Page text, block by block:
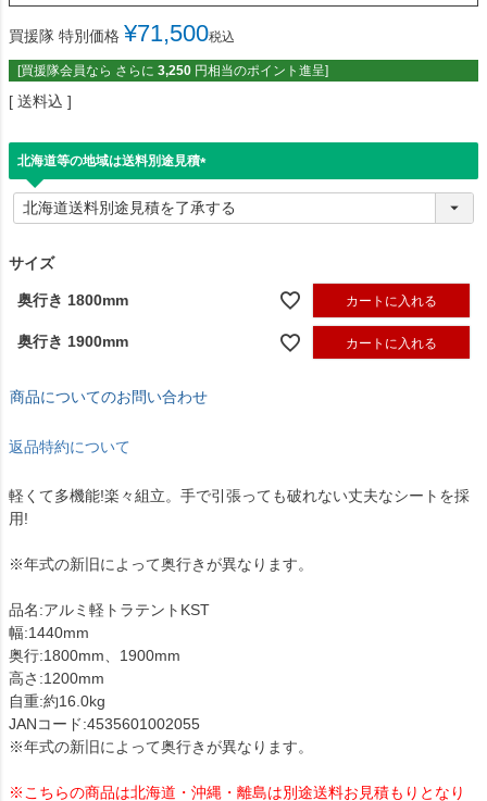
買援隊 特別価格 ¥71,500税込
[買援隊会員なら さらに 3,250 円相当のポイント進呈]
送料込
北海道等の地域は送料別途見積
(
必
須
サイズ
奥行き 1800mm カートに入れる
奥行き 1900mm カートに入れる
商品についてのお問い合わせ
返品特約について
軽くて多機能!楽々組立。手で引張っても破れない丈夫なシートを採
用!
※年式の新旧によって奥行きが異なります。
品名:アルミ軽トラテントKST
幅:1440mm
奥行:1800mm、1900mm
高さ:1200mm
自重:約16.0kg
JANコード:4535601002055
※年式の新旧によって奥行きが異なります。
※こちらの商品は北海道・沖縄・離島は別途送料お見積もりとなり